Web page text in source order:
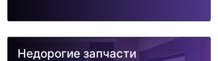
Недорогие запчасти